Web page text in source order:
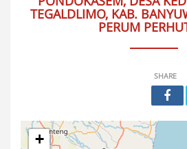
TEGALDLIMO, KAB.
PERUM
SHARE
+